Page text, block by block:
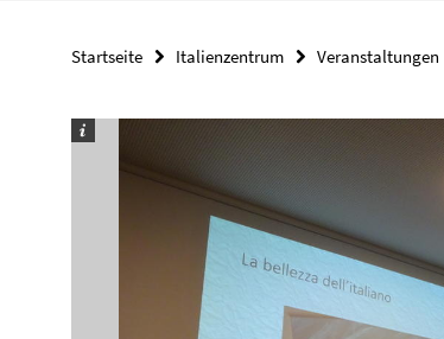
Startseite Italienzentrum Veranstaltungen